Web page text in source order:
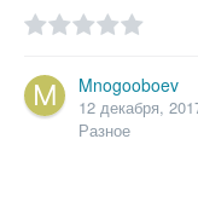
Mnogooboev
12 декабря,
Разное